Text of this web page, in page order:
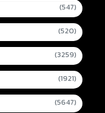
(547)
(520)
(3259)
(1921)
(5647)